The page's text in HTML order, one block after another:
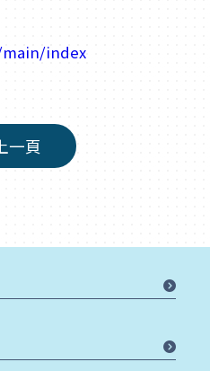
index
一頁